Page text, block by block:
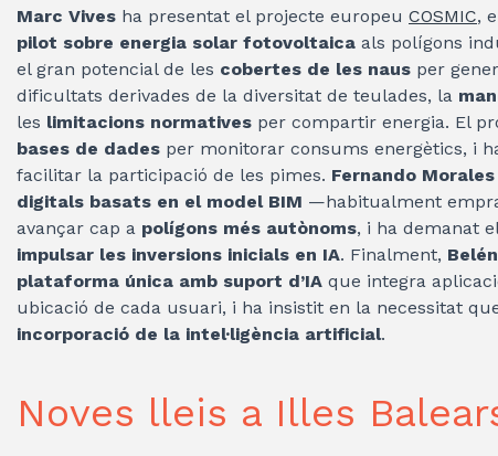
Marc Vives ha presentat el projecte europeu COSMIC,
pilot sobre energia solar fotovoltaica als polígons
el gran potencial de les cobertes de les naus per
dificultats derivades de la diversitat de teulades, la
les limitacions normatives per compartir energia. El
bases de dades per monitorar consums energètics, i
facilitar la participació de les pimes. Fernando Morales
digitals basats en el model BIM —habitualment
avançar cap a polígons més autònoms, i ha demanat
impulsar les inversions inicials en IA. Finalment,
plataforma única amb suport d’IA que integra
ubicació de cada usuari, i ha insistit en la necessitat
incorporació de la intel·ligència artificial.
Noves lleis a Illes